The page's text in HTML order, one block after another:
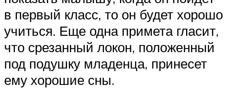
в первый класс, то он будет хорошо
учиться. Еще одна примета гласит,
что срезанный локон, положенный
под подушку младенца, принесет
ему хорошие сны.